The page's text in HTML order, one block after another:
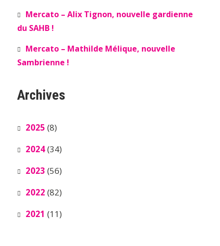
Mercato – Alix Tignon, nouvelle gardienne
du SAHB !
Mercato – Mathilde Mélique, nouvelle
Sambrienne !
Archives
2025 (8)
2024(34)
2023 (56)
2022 (82)
2021 (11)